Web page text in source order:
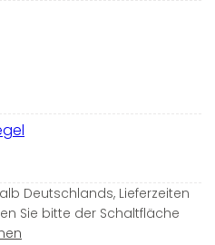
Deutschlands, Lieferzeiten
Sie bitte der Schaltfläche